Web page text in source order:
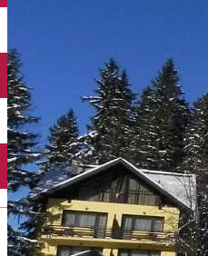
English